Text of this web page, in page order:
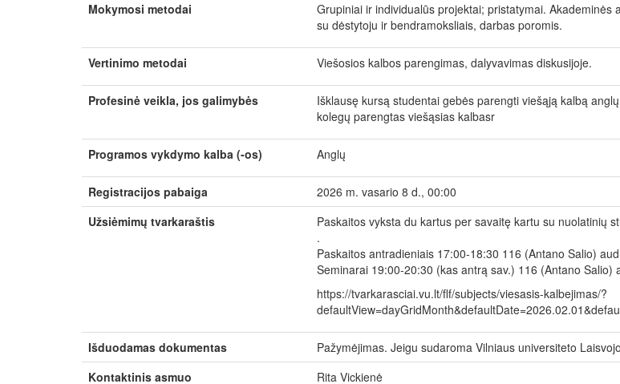
Mokymosi metodai
Grupiniai ir individualūs projektai; pristatymai.
su dėstytoju ir bendramoksliais, darbas poromis.
Vertinimo metodai Viešosios kalbos parengimas, dalyvavimas diskusijoje.
Profesinė veikla, jos galimybės
Išklausę kursą studentai gebės parengti viešąją kalbą
kolegų parengtas viešąsias kalbasr
Programos vykdymo kalba (-os) Anglų
Registracijos pabaiga
2026 m. vasario 8 d., 00:00
Užsiėmimų tvarkaraštis
Paskaitos vyksta du kartus per savaitę kartu su nuolatinių
.
Paskaitos antradieniais 17:00-18:30 116 (Antano Salio)
Seminarai 19:00-20:30 (kas antrą sav.) 116 (Antano Salio)
https://tvarkarasciai.vu.lt/flf/subjects/viesasis-kalbejimas/?
Išduodamas dokumentas
Pažymėjimas. Jeigu sudaroma Vilniaus universiteto
Kontaktinis asmuo
Rita Vickienė